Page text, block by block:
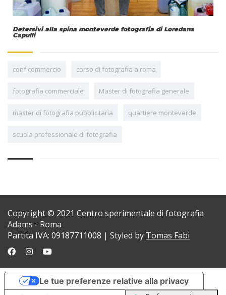
Detersivi alla spina monteverde fotografia di Loredana
Capulli
conf commercio corso di fotografia a roma
fotografia commerciale Master di fotografia generale
master di fotografia pubblicitaria quartiere monteverde
scuola professionale di fotografia
Copyright © 2021 Centro sperimentale di fotografia
Adams - Roma
Partita IVA: 09187711008 | Styled by Tomas Fabi
Le tue preferenze relative alla privacy